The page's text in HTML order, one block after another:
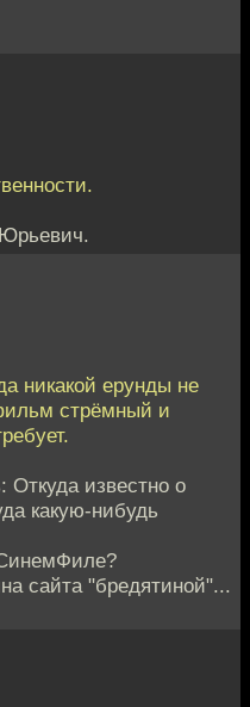
никакой ерунды не
стрёмный и
известно о
какую-нибудь
сайта "бредятиной"...